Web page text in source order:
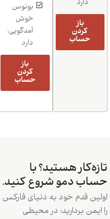
دارد
باز
کردن
حساب
بونوس
خوش
آمدگویی:
دارد
باز
کردن
حساب
تازه‌کار هستید؟ با
حساب دمو شروع کنید.
اولین قدم خود به دنیای فارکس
را ایمن بردارید؛ در محیطی